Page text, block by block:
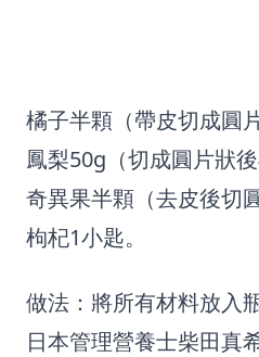
橘子半顆（帶皮切成圓
鳳梨50g（切成圓片狀後
奇異果半顆（去皮後切
枸杞1小匙。
做法：將所有材料放入
日本管理營養士柴田真